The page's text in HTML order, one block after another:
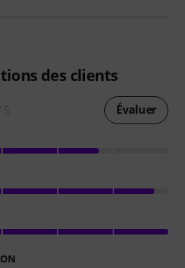
des clients
Évaluer